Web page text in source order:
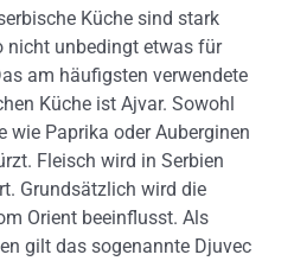
Küche sind stark
nicht unbedingt etwas für
am häufigsten verwendete
Küche ist Ajvar. Sowohl
wie Paprika oder Auberginen
Fleisch wird in Serbien
Grundsätzlich wird die
Orient beeinflusst. Als
gilt das sogenannte Djuvec